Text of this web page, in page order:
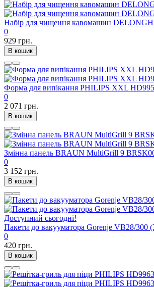
Набір для чищення кавомашин
0
929 грн.
В кошик
Форма для випікання PHILIPS XXL
0
2 071 грн.
В кошик
Змінна панель BRAUN MultiGrill 9
0
3 152 грн.
В кошик
Доступний сьогодні!
Пакети до вакууматора Gorenje VB28/300
0
420 грн.
В кошик